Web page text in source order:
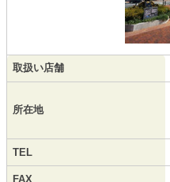
取扱い店舗
所在地
TEL
FAX